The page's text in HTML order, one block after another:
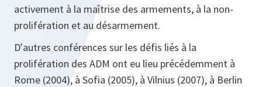
activement à la maîtrise des armements, à la non-
prolifération et au désarmement.
D'autres conférences sur les défis liés à la
prolifération des ADM ont eu lieu précédemment à
Rome (2004), à Sofia (2005), à Vilnius (2007), à Berlin